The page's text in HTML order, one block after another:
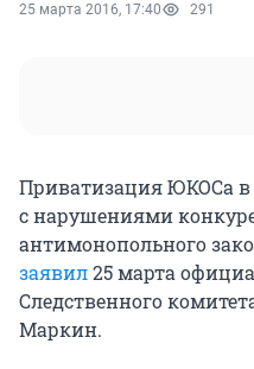
25 марта 2016, 17:40 291
Приватизация ЮКОСа в
с нарушениями
антимонопольного
заявил25 марта
Следственного
Маркин.